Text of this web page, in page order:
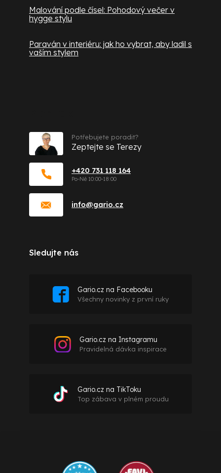
Malování podle čísel: Pohodový večer v
hygge stylu
Paraván v interiéru: jak ho vybrat, aby ladil s
vaším stylem
info@gario.cz
+420 731 118 164
Potřebujete poradit?
Zeptejte se Terezy
Sledujte nás
Gario.cz na Facebooku
Všechny novinky z první ruky
Gario.cz na Instagramu
Pravidelná dávka inspirace
Gario.cz na TikToku
Top zábava v plném proudu